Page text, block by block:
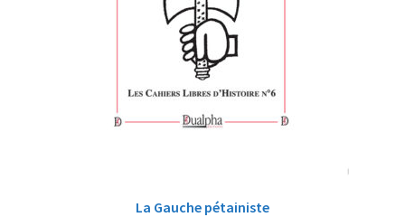
La Gauche pétainiste